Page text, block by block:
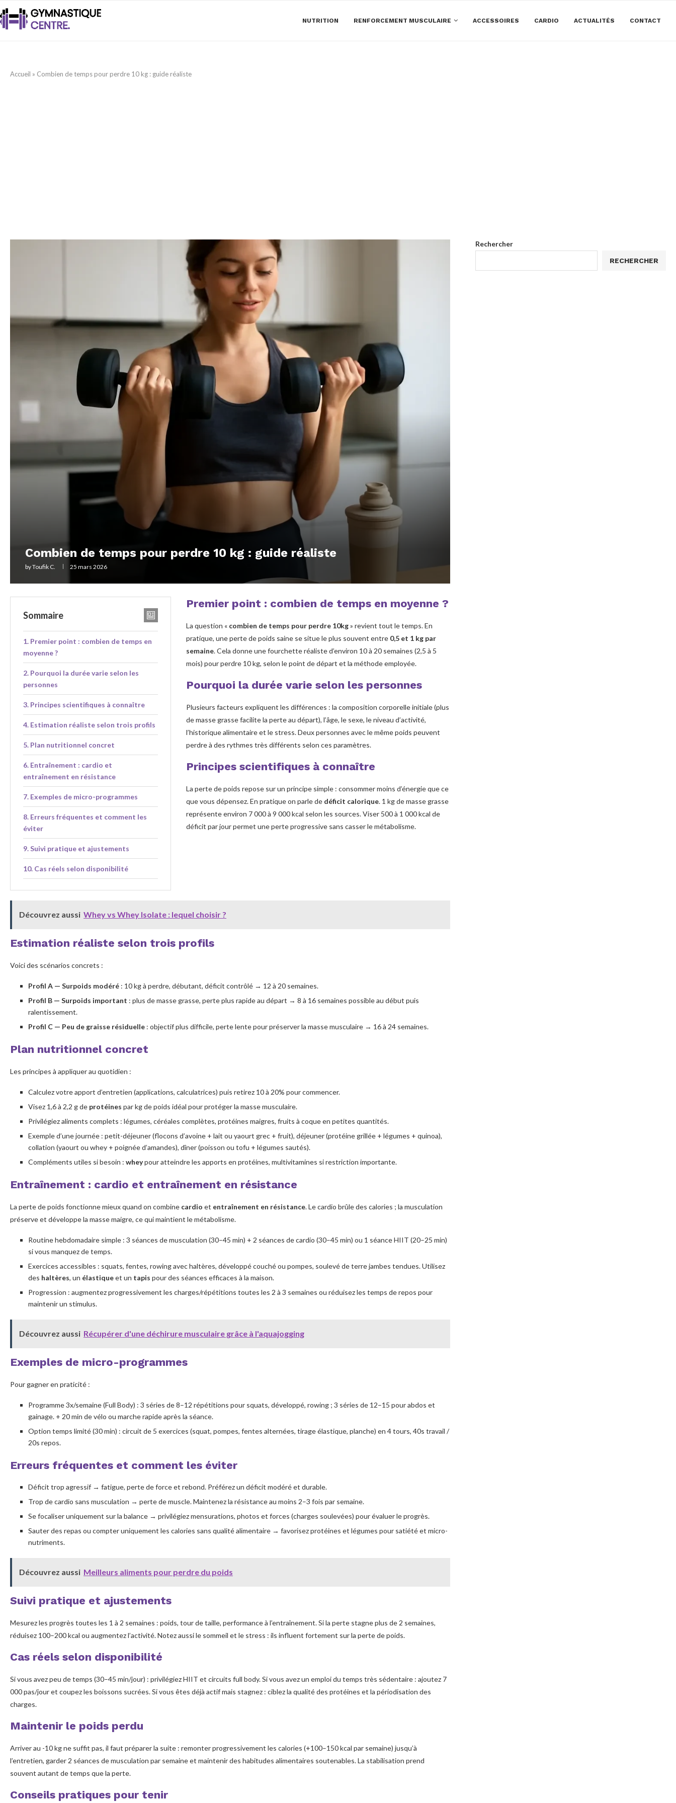
NUTRITION RENFORCEMENT MUSCULAIRE ACCESSOIRES CARDIO ACTUALITÉS CONTACT
Accueil » Combien de temps pour perdre 10 kg : guide réaliste
Combien de temps pour perdre 10 kg : guide réaliste
byToufik C. 25 mars 2026
Sommaire
Premier point : combien de temps en
moyenne ?
Pourquoi la durée varie selon les
personnes
Principes scientifiques à connaître
Estimation réaliste selon trois profils
Plan nutritionnel concret
Entraînement : cardio et
entraînement en résistance
Exemples de micro-programmes
Erreurs fréquentes et comment les
éviter
Suivi pratique et ajustements
Cas réels selon disponibilité
Maintenir le poids perdu
Premier point : combien de temps en moyenne ?
La question « combien de temps pour perdre 10kg» revient tout le temps. En
pratique, une perte de poids saine se situe le plus souvent entre 0,5 et 1 kg par
semaine. Cela donne une fourchette réaliste d’environ 10 à 20 semaines (2,5 à 5
mois) pour perdre 10 kg, selon le point de départ et la méthode employée.
Pourquoi la durée varie selon les personnes
Plusieurs facteurs expliquent les différences : la composition corporelle initiale (plus
de masse grasse facilite la perte au départ), l’âge, le sexe, le niveau d’activité,
l’historique alimentaire et le stress. Deux personnes avec le même poids peuvent
perdre à des rythmes très différents selon ces paramètres.
Principes scientifiques à connaître
La perte de poids repose sur un principe simple : consommer moins d’énergie que ce
que vous dépensez. En pratique on parle de déficit calorique. 1 kg de masse grasse
représente environ 7 000 à 9 000 kcal selon les sources. Viser 500 à 1 000 kcal de
déficit par jour permet une perte progressive sans casser le métabolisme.
Découvrez aussi Whey vs Whey Isolate : lequel choisir ?
Estimation réaliste selon trois profils
Voici des scénarios concrets :
Profil A — Surpoids modéré : 10 kg à perdre, débutant, déficit contrôlé → 12 à 20 semaines.
Profil B — Surpoids important : plus de masse grasse, perte plus rapide au départ → 8 à 16 semaines possible au début puis
ralentissement.
Profil C — Peu de graisse résiduelle : objectif plus difficile, perte lente pour préserver la masse musculaire → 16 à 24 semaines.
Plan nutritionnel concret
Les principes à appliquer au quotidien :
Calculez votre apport d’entretien (applications, calculatrices) puis retirez 10 à 20% pour commencer.
Visez 1,6 à 2,2 g de protéines par kg de poids idéal pour protéger la masse musculaire.
Privilégiez aliments complets : légumes, céréales complètes, protéines maigres, fruits à coque en petites quantités.
Exemple d’une journée : petit-déjeuner (flocons d’avoine + lait ou yaourt grec + fruit), déjeuner (protéine grillée + légumes + quinoa),
collation (yaourt ou whey + poignée d’amandes), dîner (poisson ou tofu + légumes sautés).
Compléments utiles si besoin : wheypour atteindre les apports en protéines, multivitamines si restriction importante.
Entraînement : cardio et entraînement en résistance
La perte de poids fonctionne mieux quand on combine cardio et entraînement en résistance. Le cardio brûle des calories ; la musculation
préserve et développe la masse maigre, ce qui maintient le métabolisme.
Routine hebdomadaire simple : 3 séances de musculation (30–45 min) + 2 séances de cardio (30–45 min) ou 1 séance HIIT (20–25 min)
si vous manquez de temps.
Exercices accessibles : squats, fentes, rowing avec haltères, développé couché ou pompes, soulevé de terre jambes tendues. Utilisez
des haltères, un élastiqueet un tapis pour des séances efficaces à la maison.
Progression : augmentez progressivement les charges/répétitions toutes les 2 à 3 semaines ou réduisez les temps de repos pour
maintenir un stimulus.
Découvrez aussi Récupérer d'une déchirure musculaire grâce à l'aquajogging
Exemples de micro-programmes
Pour gagner en praticité :
Programme 3x/semaine (Full Body) : 3 séries de 8–12 répétitions pour squats, développé, rowing ; 3 séries de 12–15 pour abdos et
gainage. + 20 min de vélo ou marche rapide après la séance.
Option temps limité (30 min) : circuit de 5 exercices (squat, pompes, fentes alternées, tirage élastique, planche) en 4 tours, 40s travail /
20s repos.
Erreurs fréquentes et comment les éviter
Déficit trop agressif → fatigue, perte de force et rebond. Préférez un déficit modéré et durable.
Trop de cardio sans musculation → perte de muscle. Maintenez la résistance au moins 2–3 fois par semaine.
Se focaliser uniquement sur la balance → privilégiez mensurations, photos et forces (charges soulevées) pour évaluer le progrès.
Sauter des repas ou compter uniquement les calories sans qualité alimentaire → favorisez protéines et légumes pour satiété et micro-
nutriments.
Découvrez aussi Meilleurs aliments pour perdre du poids
Suivi pratique et ajustements
Mesurez les progrès toutes les 1 à 2 semaines : poids, tour de taille, performance à l’entraînement. Si la perte stagne plus de 2 semaines,
réduisez 100–200 kcal ou augmentez l’activité. Notez aussi le sommeil et le stress : ils influent fortement sur la perte de poids.
Cas réels selon disponibilité
Si vous avez peu de temps (30–45 min/jour) : privilégiez HIIT et circuits full body. Si vous avez un emploi du temps très sédentaire : ajoutez 7
000 pas/jour et coupez les boissons sucrées. Si vous êtes déjà actif mais stagnez : ciblez la qualité des protéines et la périodisation des
charges.
Maintenir le poids perdu
Arriver au -10 kg ne suffit pas, il faut préparer la suite : remonter progressivement les calories (+100–150 kcal par semaine) jusqu’à
l’entretien, garder 2 séances de musculation par semaine et maintenir des habitudes alimentaires soutenables. La stabilisation prend
souvent autant de temps que la perte.
Conseils pratiques pour tenir
Rechercher
RECHERCHER